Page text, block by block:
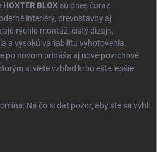
HOXTER BLOX sú dnes čoraz
interiéry, drevostavby aj
rýchlu montáž, čistý dizajn,
a vysokú variabilitu vyhotovenia.
po novom prináša aj nové povrchové
si viete vzhľad krbu ešte lepšie
Na čo si dať pozor, aby ste sa vyhli